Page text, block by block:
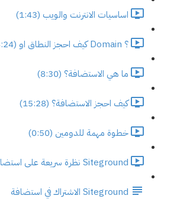
اساسيات الانترنت والويب (1:43)
؟ Domain كيف احجز النطاق او (6:24)
ما هي الاستضافة؟ (8:30)
كيف احجز الاستضافة؟ (15:28)
خطوة مهمة للدومين (0:50)
Siteground نظرة سريعة على استضافة (9:38)
Siteground الاشتراك في استضافة